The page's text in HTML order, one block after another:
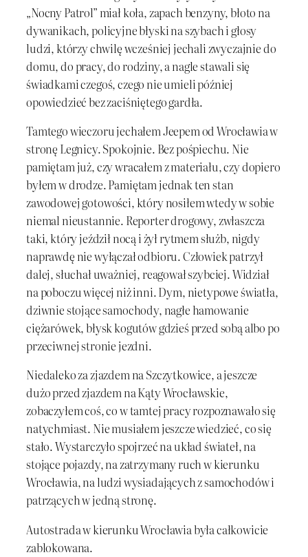
„Nocny Patrol” miał koła, zapach benzyny, błoto na
dywanikach, policyjne błyski na szybach i głosy
ludzi, którzy chwilę wcześniej jechali zwyczajnie do
domu, do pracy, do rodziny, a nagle stawali się
świadkami czegoś, czego nie umieli później
opowiedzieć bez zaciśniętego gardła.
Tamtego wieczoru jechałem Jeepem od Wrocławia w
stronę Legnicy. Spokojnie. Bez pośpiechu. Nie
pamiętam już, czy wracałem z materiału, czy dopiero
byłem w drodze. Pamiętam jednak ten stan
zawodowej gotowości, który nosiłem wtedy w sobie
niemal nieustannie. Reporter drogowy, zwłaszcza
taki, który jeździł nocą i żył rytmem służb, nigdy
naprawdę nie wyłączał odbioru. Człowiek patrzył
dalej, słuchał uważniej, reagował szybciej. Widział
na poboczu więcej niż inni. Dym, nietypowe światła,
dziwnie stojące samochody, nagłe hamowanie
ciężarówek, błysk kogutów gdzieś przed sobą albo po
przeciwnej stronie jezdni.
Niedaleko za zjazdem na Szczytkowice, a jeszcze
dużo przed zjazdem na Kąty Wrocławskie,
zobaczyłem coś, co w tamtej pracy rozpoznawało się
natychmiast. Nie musiałem jeszcze wiedzieć, co się
stało. Wystarczyło spojrzeć na układ świateł, na
stojące pojazdy, na zatrzymany ruch w kierunku
Wrocławia, na ludzi wysiadających z samochodów i
patrzących w jedną stronę.
Autostrada w kierunku Wrocławia była całkowicie
zablokowana.